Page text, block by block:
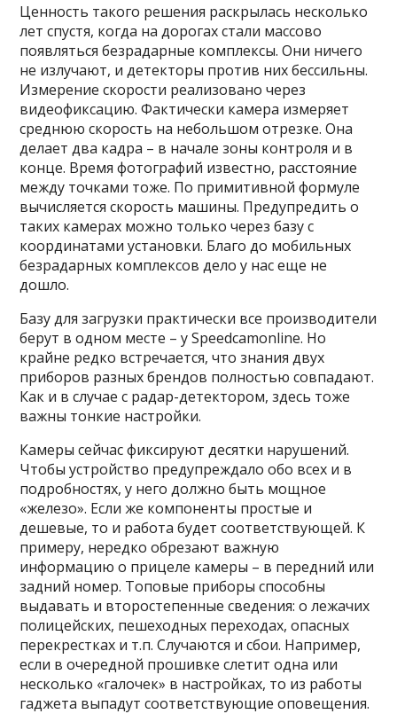
Ценность такого решения раскрылась несколько
лет спустя, когда на дорогах стали массово
появляться безрадарные комплексы. Они ничего
не излучают, и детекторы против них бессильны.
Измерение скорости реализовано через
видеофиксацию. Фактически камера измеряет
среднюю скорость на небольшом отрезке. Она
делает два кадра – в начале зоны контроля и в
конце. Время фотографий известно, расстояние
между точками тоже. По примитивной формуле
вычисляется скорость машины. Предупредить о
таких камерах можно только через базу с
координатами установки. Благо до мобильных
безрадарных комплексов дело у нас еще не
дошло.
Базу для загрузки практически все производители
берут в одном месте – у Speedcamonline. Но
крайне редко встречается, что знания двух
приборов разных брендов полностью совпадают.
Как и в случае с радар-детектором, здесь тоже
важны тонкие настройки.
Камеры сейчас фиксируют десятки нарушений.
Чтобы устройство предупреждало обо всех и в
подробностях, у него должно быть мощное
«железо». Если же компоненты простые и
дешевые, то и работа будет соответствующей. К
примеру, нередко обрезают важную
информацию о прицеле камеры – в передний или
задний номер. Топовые приборы способны
выдавать и второстепенные сведения: о лежачих
полицейских, пешеходных переходах, опасных
перекрестках и т.п. Случаются и сбои. Например,
если в очередной прошивке слетит одна или
несколько «галочек» в настройках, то из работы
гаджета выпадут соответствующие оповещения.